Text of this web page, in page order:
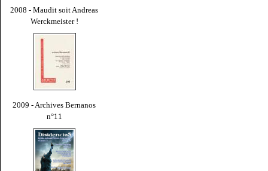
2008 - Maudit soit Andreas
Werckmeister !
2009 - Archives Bernanos
n°11